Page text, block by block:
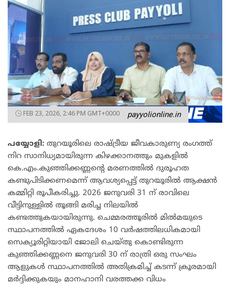
FEB 23, 2026, 2:46 PM GMT+0000 payyolionline.in
പയ്യോളി: തുറയൂരിലെ രാഷ്ട്രീയ ജീവകാരുണ്യ രംഗത്ത്
നിറ സാനിധ്യമായിരുന്ന കിഴക്കാനത്തും മുകളിൽ
കെ.എം.കുഞ്ഞിക്കണ്ണന്റെ മരണത്തിൽ ദുരൂഹത
കണ്ടുപിടിക്കണമെന്ന് ആവശ്യപ്പെട്ട് തുറയൂരിൽ ആക്ഷൻ
കമ്മിറ്റി രൂപീകരിച്ചു. 2026 ജനുവരി 31 ന് രാവിലെ
വീട്ടിനുള്ളിൽ തൂങ്ങി മരിച്ച നിലയിൽ
കണ്ടത്തുകയായിരുന്നു. ചെമ്മരത്തൂരിൽ മിൽമയുടെ
സ്ഥാപനത്തിൽ ഏകദേശം 10 വർഷത്തിലധികമായി
സെക്യൂരിറ്റിയായി ജോലി ചെയ്തു കൊണ്ടിരുന്ന
കുഞ്ഞിക്കണ്ണനെ ജനുവരി 30 ന് രാത്രി ഒരു സംഘം
ആളുകൾ സ്ഥാപനത്തിൽ അതിക്രമിച്ച് കടന്ന് ക്രൂരമായി
മർദ്ദിക്കുകയും മാനഹാനി വരത്തക്ക വിധം